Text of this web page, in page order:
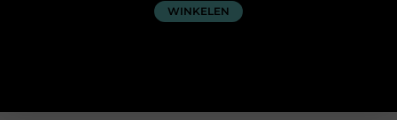
WINKELEN